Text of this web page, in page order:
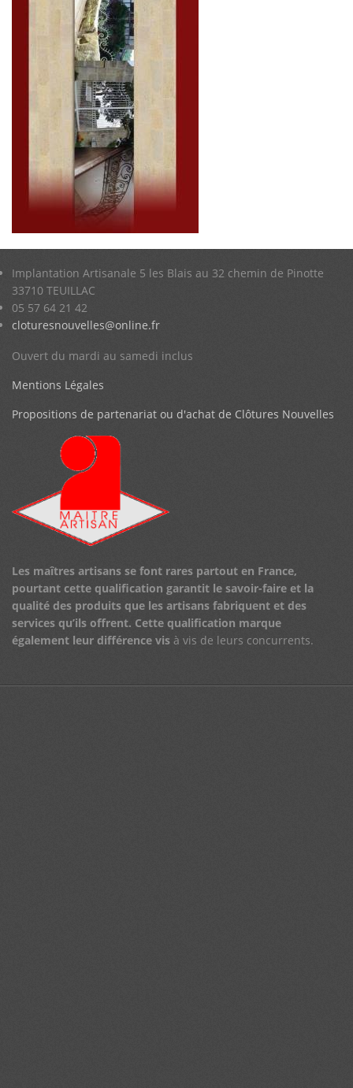
Implantation Artisanale 5 les Blais au 32 chemin de Pinotte
33710 TEUILLAC
05 57 64 21 42
cloturesnouvelles@online.fr
Ouvert du mardi au samedi inclus
Mentions Légales
Propositions de partenariat ou d'achat de Clôtures Nouvelles
Les maîtres artisans se font rares partout en France,
pourtant cette qualification garantit le savoir-faire et la
qualité des produits que les artisans fabriquent et des
services qu’ils offrent. Cette qualification marque
également leur différence vis à vis de leurs concurrents.